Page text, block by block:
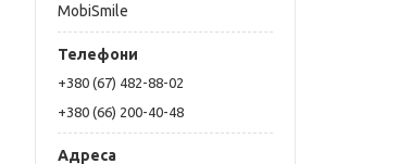
MobiSmile
+380 (67) 482-88-02
+380 (66) 200-40-48